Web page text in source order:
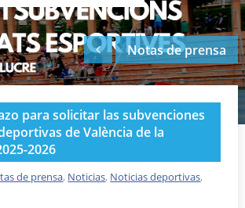
▼
▼
Notas de prensa
para solicitar las subvenciones
de València de la
2026
de prensa, Noticias, Noticias deportivas,